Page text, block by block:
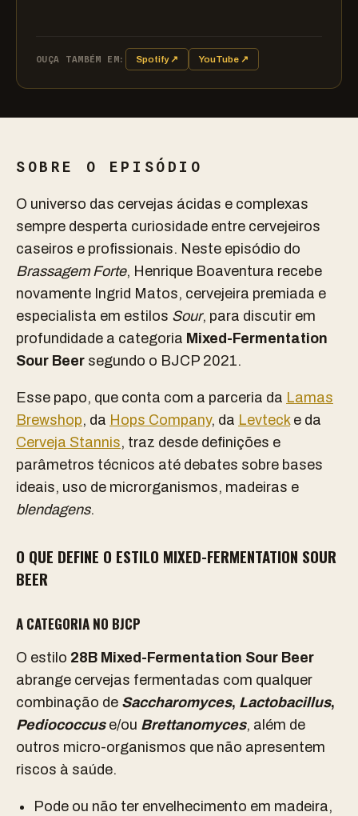
OUÇA TAMBÉM EM: Spotify ↗ YouTube ↗
SOBRE O EPISÓDIO
O universo das cervejas ácidas e complexas
sempre desperta curiosidade entre cervejeiros
caseiros e profissionais. Neste episódio do
Brassagem Forte, Henrique Boaventura recebe
novamente Ingrid Matos, cervejeira premiada e
especialista em estilos Sour, para discutir em
profundidade a categoria Mixed-Fermentation
Sour Beer segundo o BJCP 2021.
Esse papo, que conta com a parceria da Lamas
Brewshop, da Hops Company, da Levtecke da
Cerveja Stannis, traz desde definições e
parâmetros técnicos até debates sobre bases
ideais, uso de microrganismos, madeiras e
blendagens.
O QUE DEFINE O ESTILO MIXED-FERMENTATION SOUR
BEER
A CATEGORIA NO BJCP
O estilo 28B Mixed-Fermentation Sour Beer
abrange cervejas fermentadas com qualquer
combinação de Saccharomyces, Lactobacillus,
Pediococcus e/ou Brettanomyces, além de
outros micro-organismos que não apresentem
riscos à saúde.
Pode ou não ter envelhecimento em madeira,